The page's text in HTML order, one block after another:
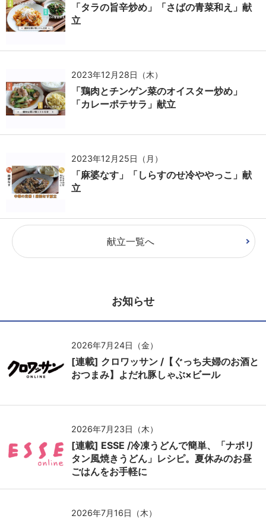
「タラの旨辛炒め」「さばの青菜和え」献
立
2023年12月28日（木）
「鶏肉とチンゲン菜のオイスター炒め」
「カレーポテサラ」献立
2023年12月25日（月）
「麻婆なす」「しらすのせ冷ややっこ」献
立
献立一覧へ
お知らせ
2026年7月24日（金）
[連載] クロワッサン /【ぐっち夫婦のお酒と
おつまみ】よだれ豚しゃぶ×ビール
2026年7月23日（木）
[連載] ESSE /冷凍うどんで簡単、「ナポリ
タン風焼きうどん」レシピ。夏休みのお昼
ごはんをお手軽に
2026年7月16日（木）